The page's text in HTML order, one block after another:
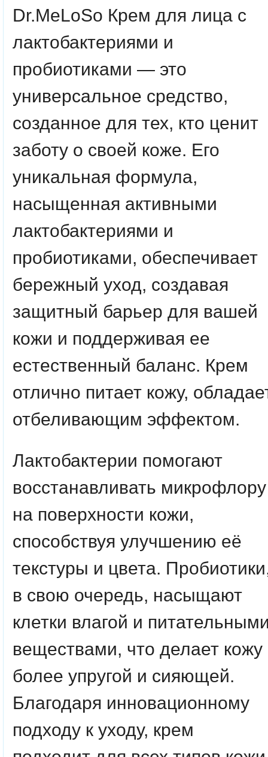
Dr.MeLoSo Крем для лица с
лактобактериями и
пробиотиками — это
универсальное средство,
созданное для тех, кто ценит
заботу о своей коже. Его
уникальная формула,
насыщенная активными
лактобактериями и
пробиотиками, обеспечивает
бережный уход, создавая
защитный барьер для вашей
кожи и поддерживая ее
естественный баланс. Крем
отлично питает кожу,
отбеливающим эффектом.
Лактобактерии помогают
восстанавливать микрофлору
на поверхности кожи,
способствуя улучшению её
текстуры и цвета.
в свою очередь, насыщают
клетки влагой и
веществами, что делает кожу
более упругой и сияющей.
Благодаря инновационному
подходу к уходу, крем